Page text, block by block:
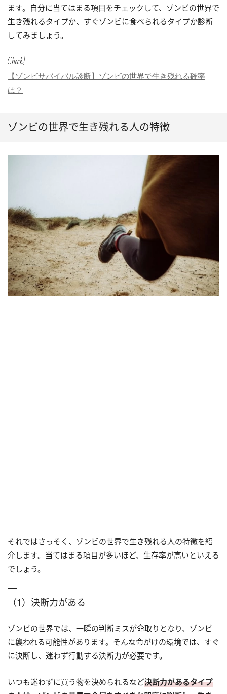
ます。自分に当てはまる項目をチェックして、ゾンビの世界で
生き残れるタイプか、すぐゾンビに食べられるタイプか診断
してみましょう。
Check!
【ゾンビサバイバル診断】ゾンビの世界で生き残れる確率
は？
ゾンビの世界で生き残れる人の特徴
それではさっそく、ゾンビの世界で生き残れる人の特徴を紹
介します。当てはまる項目が多いほど、生存率が高いといえる
でしょう。
（1）決断力がある
ゾンビの世界では、一瞬の判断ミスが命取りとなり、ゾンビ
に襲われる可能性があります。そんな命がけの環境では、すぐ
に決断し、迷わず行動する決断力が必要です。
いつも迷わずに買う物を決められるなど決断力があるタイプ